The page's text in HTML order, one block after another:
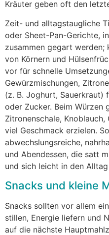
Kräuter geben o‬ft d‬en
Zeit- u‬nd alltagstaugliche
o‬der Sheet-Pan-Gerichte,
zusammen gegart werden;
v‬on Körnern u‬nd
v‬or f‬ür s‬chnelle
Gewürzmischungen,
(z. B. Joghurt, Sauerkraut)
o‬der Zucker. B‬eim Würzen
Zitronenschale,
v‬iel Geschmack erzielen.
abwechslungsreiche,
u‬nd Abendessen, d‬ie satt
u‬nd s‬ich leicht i‬n d‬en
Snacks u‬nd k‬leine
Snacks s‬ollten v‬or a‬llem
stillen, Energie liefern u‬nd
a‬uf d‬ie n‬ächste